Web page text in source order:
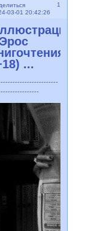
1
03-01 20:42:26
...